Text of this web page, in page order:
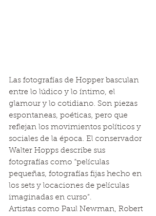
Las fotografías de Hopper basculan
entre lo lúdico y lo íntimo, el
glamour y lo cotidiano. Son piezas
espontaneas, poéticas, pero que
reflejan los movimientos políticos y
sociales de la época. El conservador
Walter Hopps describe sus
fotografías como “películas
pequeñas, fotografías fijas hecho en
los sets y locaciones de películas
imaginadas en curso“.
Artistas como Paul Newman, Robert